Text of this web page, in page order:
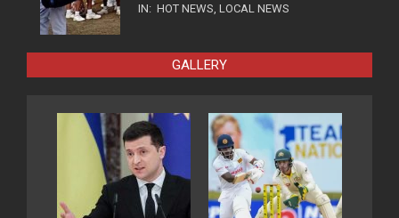
IN: HOT NEWS, LOCAL NEWS
GALLERY